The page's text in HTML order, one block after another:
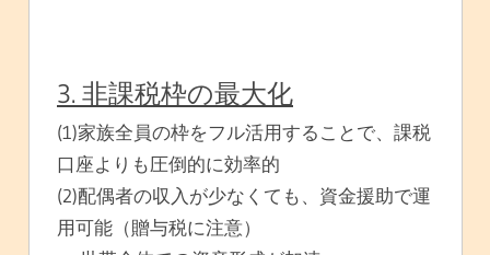
3. 非課税枠の最大化
(1)家族全員の枠をフル活用することで、課税
口座よりも圧倒的に効率的
(2)配偶者の収入が少なくても、資金援助で運
用可能（贈与税に注意）